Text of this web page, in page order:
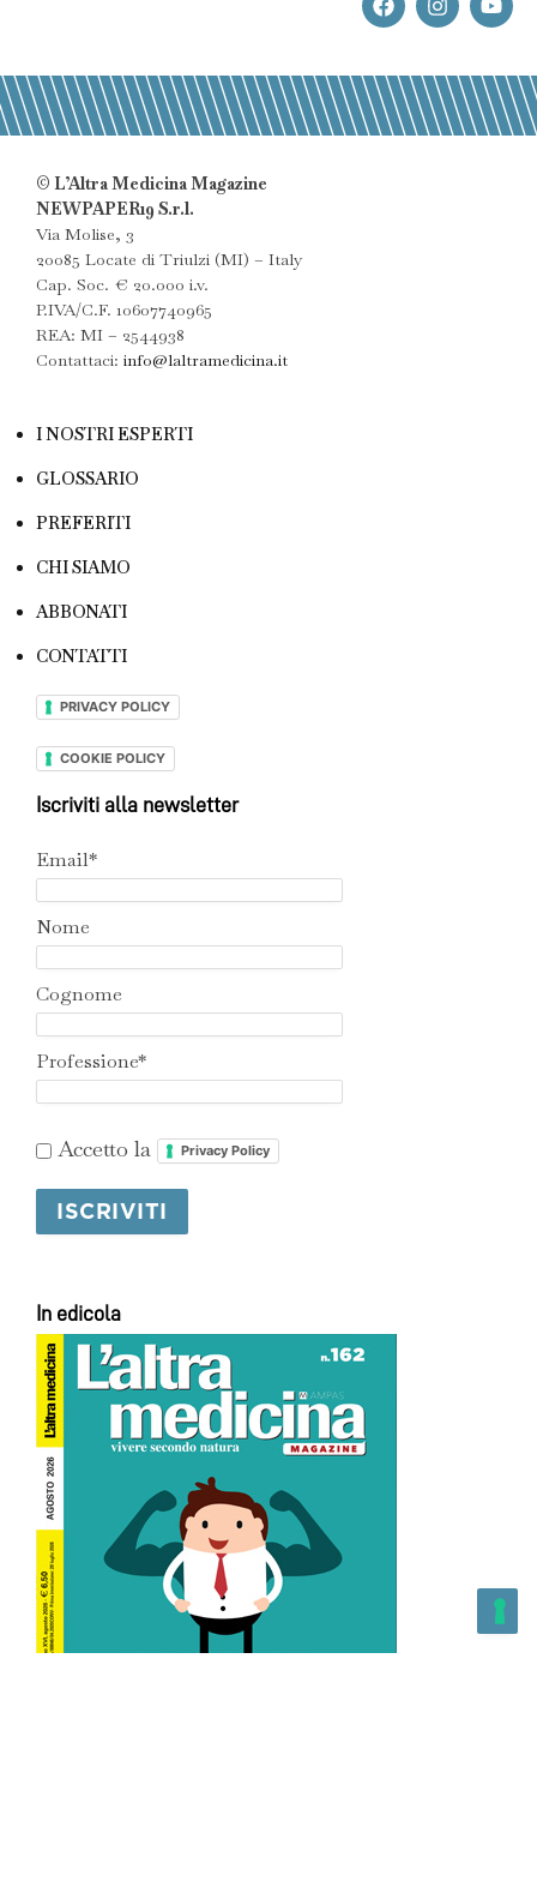
© L’Altra Medicina Magazine
NEWPAPER19 S.r.l.
Via Molise, 3
20085 Locate di Triulzi (MI) – Italy
Cap. Soc. € 20.000 i.v.
P.IVA/C.F. 10607740965
REA: MI – 2544938
Contattaci: info@laltramedicina.it
I NOSTRI ESPERTI
GLOSSARIO
PREFERITI
CHI SIAMO
ABBONATI
CONTATTI
PRIVACY POLICY
COOKIE POLICY
Iscriviti alla newsletter
Email*
Nome
Cognome
Professione*
Accetto la Privacy Policy
In edicola